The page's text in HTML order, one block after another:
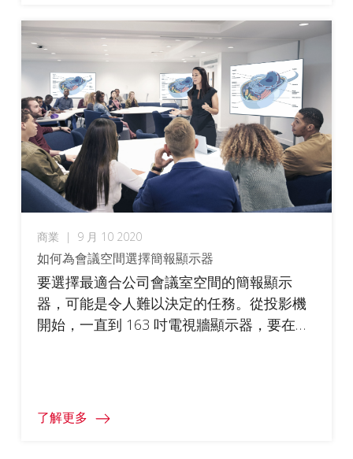
商業 | 9 月 10 2020
如何為會議空間選擇簡報顯示器
要選擇最適合公司會議室空間的簡報顯示
器，可能是令人難以決定的任務。從投影機
開始，一直到 163 吋電視牆顯示器，要在繁
示器，可為您解決上述疑慮。
了解更多